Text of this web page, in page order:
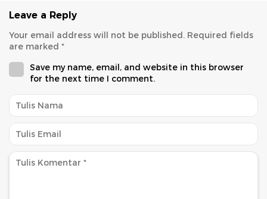
Leave a Reply
Your email address will not be published. Required fields
are marked *
Save my name, email, and website in this browser
for the next time I comment.